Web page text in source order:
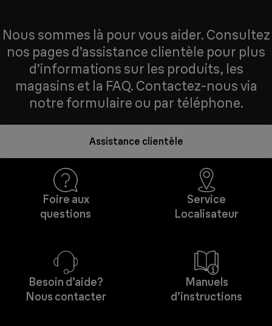
Nous sommes là pour vous aider. Consultez
nos pages d’assistance clientèle pour plus
d’informations sur les produits, les
magasins et la FAQ. Contactez-nous via
notre formulaire ou par téléphone.
Assistance clientèle
Foire aux
questions
Service
Localisateur
Besoin d’aide?
Nous contacter
Manuels
d’instructions